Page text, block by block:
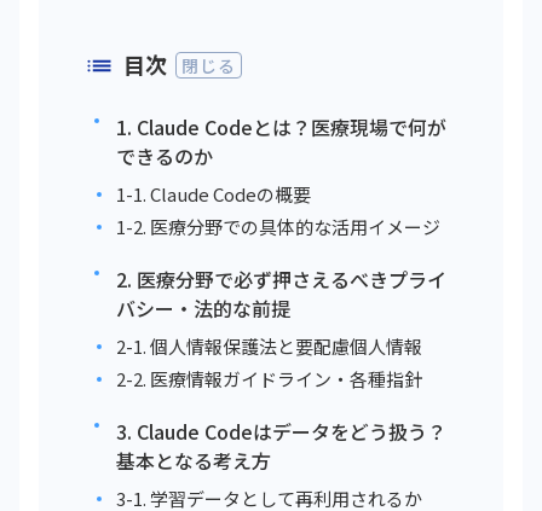
閉じる
目次
1. Claude Codeとは？医療現場で何が
できるのか
1-1. Claude Codeの概要
1-2. 医療分野での具体的な活用イメージ
2. 医療分野で必ず押さえるべきプライ
バシー・法的な前提
2-1. 個人情報保護法と要配慮個人情報
2-2. 医療情報ガイドライン・各種指針
3. Claude Codeはデータをどう扱う？
基本となる考え方
3-1. 学習データとして再利用されるか